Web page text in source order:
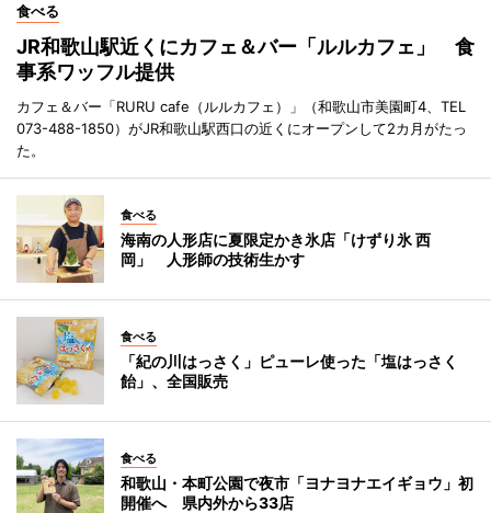
食べる
JR和歌山駅近くにカフェ＆バー「ルルカフェ」 食
事系ワッフル提供
カフェ＆バー「RURU cafe（ルルカフェ）」（和歌山市美園町4、TEL
073-488-1850）がJR和歌山駅西口の近くにオープンして2カ月がたっ
た。
食べる
海南の人形店に夏限定かき氷店「けずり氷 西
岡」 人形師の技術生かす
食べる
「紀の川はっさく」ピューレ使った「塩はっさく
飴」、全国販売
食べる
和歌山・本町公園で夜市「ヨナヨナエイギョウ」初
開催へ 県内外から33店